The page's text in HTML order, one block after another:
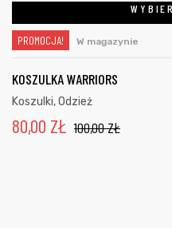
PROMOCJA! W magazynie
KOSZULKA WARRIORS
Koszulki,Odzież
100,00ZŁ
80,00 ZŁ